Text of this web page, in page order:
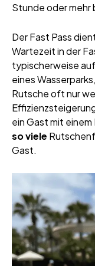
Stunde oder mehr
Der Fast Pass
Wartezeit in der
typischerweise
eines
Rutsche oft nur
ein Gast mit
so viele
Gast.